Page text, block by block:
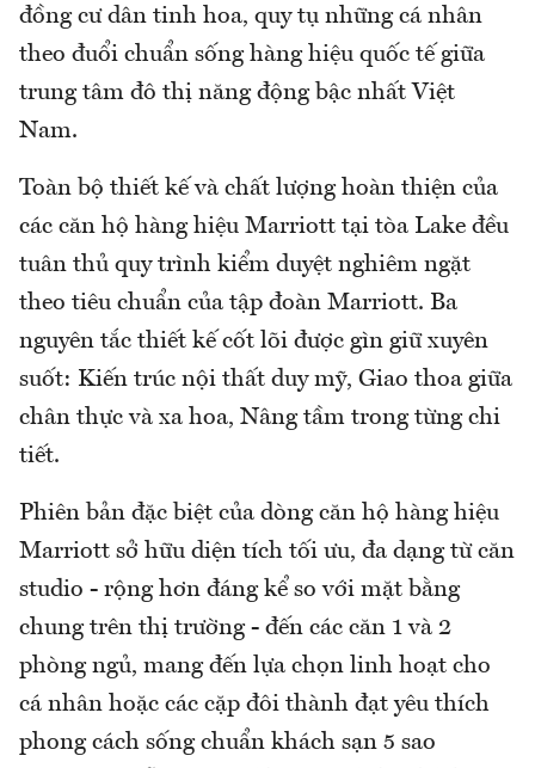
đồng cư dân tinh hoa, quy tụ những cá nhân
theo đuổi chuẩn sống hàng hiệu quốc tế giữa
trung tâm đô thị năng động bậc nhất Việt
Nam.
Toàn bộ thiết kế và chất lượng hoàn thiện của
các căn hộ hàng hiệu Marriott tại tòa Lake đều
tuân thủ quy trình kiểm duyệt nghiêm ngặt
theo tiêu chuẩn của tập đoàn Marriott. Ba
nguyên tắc thiết kế cốt lõi được gìn giữ xuyên
suốt: Kiến trúc nội thất duy mỹ, Giao thoa giữa
chân thực và xa hoa, Nâng tầm trong từng chi
tiết.
Phiên bản đặc biệt của dòng căn hộ hàng hiệu
Marriott sở hữu diện tích tối ưu, đa dạng từ căn
studio - rộng hơn đáng kể so với mặt bằng
chung trên thị trường - đến các căn 1 và 2
phòng ngủ, mang đến lựa chọn linh hoạt cho
cá nhân hoặc các cặp đôi thành đạt yêu thích
phong cách sống chuẩn khách sạn 5 sao